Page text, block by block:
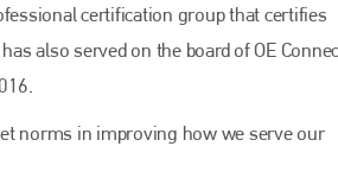
certification group that certifies
also served on the board of OE
norms in improving how we serve our